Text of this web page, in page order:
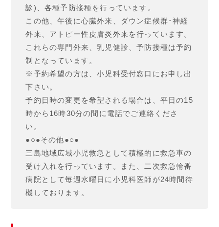
診)、各種予防接種を行っています。
この他、午後に心臓外来、ダウン症候群･神経
外来、アトピー性皮膚炎外来を行っています。
これらの専門外来、乳児健診、予防接種は予約
制となっています。
※予約希望の方は、小児科受付窓口にお申し出
下さい。
予約日時の変更を希望される場合は、平日の15
時から16時30分の間に電話でご連絡くださ
い。
●○●その他●○●
三島地域広域小児救急として積極的に救急車の
受け入れを行っています。また、二次救急輪番
病院として毎週水曜日に小児科医師が24時間待
機しております。